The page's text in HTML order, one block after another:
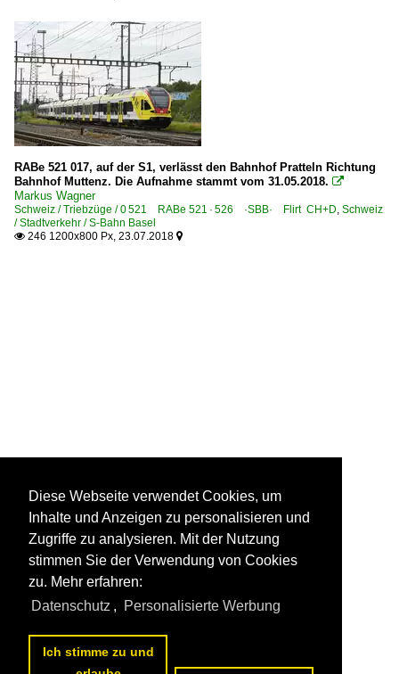
RABe 521 017, auf der S1, verlässt den Bahnhof Pratteln Richtung
Bahnhof Muttenz. Die Aufnahme stammt vom 31.05.2018. 
Markus Wagner
Schweiz / Triebzüge / 0 521 RABe 521 · 526 ·SBB· Flirt CH+D, Schweiz
/ Stadtverkehr / S-Bahn Basel
 246 1200x800 Px, 23.07.2018 
Diese Webseite verwendet Cookies, um
Inhalte und Anzeigen zu personalisieren und
Zugriffe zu analysieren. Mit der Nutzung
stimmen Sie der Verwendung von Cookies
zu. Mehr erfahren:
Datenschutz , Personalisierte Werbung
Ich stimme zu und